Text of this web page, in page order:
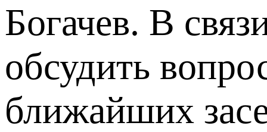
Богачев. В
обсудить
ближайших